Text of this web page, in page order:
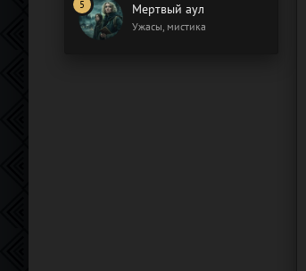
Мертвый аул
Ужасы, мистика